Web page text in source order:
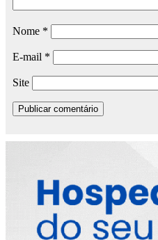
Nome *
E-mail *
Site